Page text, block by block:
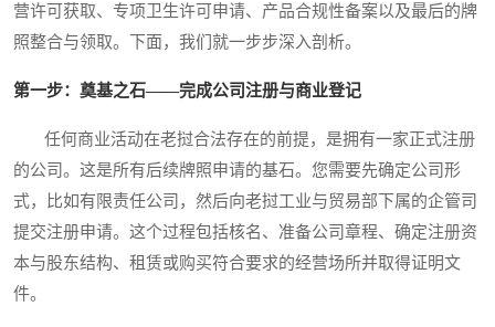
营许可获取、专项卫生许可申请、产品合规性备案以及最后的牌
照整合与领取。下面，我们就一步步深入剖析。
第一步：奠基之石——完成公司注册与商业登记
任何商业活动在老挝合法存在的前提，是拥有一家正式注册
的公司。这是所有后续牌照申请的基石。您需要先确定公司形
式，比如有限责任公司，然后向老挝工业与贸易部下属的企管司
提交注册申请。这个过程包括核名、准备公司章程、确定注册资
本与股东结构、租赁或购买符合要求的经营场所并取得证明文
件。